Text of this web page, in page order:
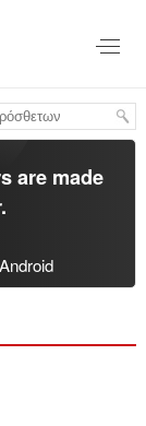
are made
.